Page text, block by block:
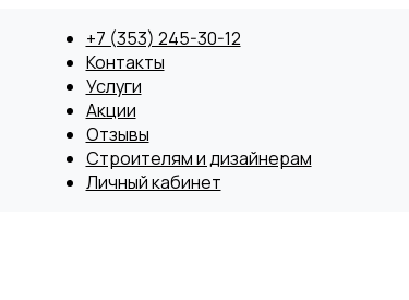
+7 (353) 245-30-12
Контакты
Услуги
Акции
Отзывы
Строителям и дизайнерам
Личный кабинет